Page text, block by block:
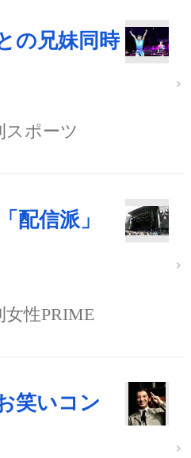
の兄妹同時
スポーツ
配信派」
女性PRIME
笑いコン